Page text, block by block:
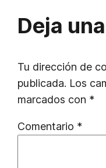
Deja
Tu dirección de
publicada. Los
marcados con *
Comentario *